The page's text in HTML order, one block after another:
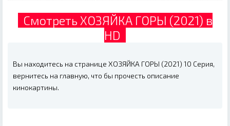
Смотреть ХОЗЯЙКА ГОРЫ (2021) в
HD
Вы находитесь на странице ХОЗЯЙКА ГОРЫ (2021) 10 Серия,
вернитесь на главную, что бы прочесть описание
кинокартины.